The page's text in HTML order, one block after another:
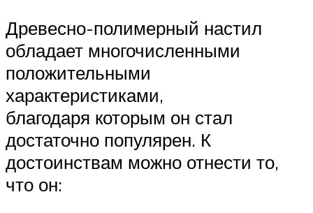
Древесно-полимерный настил
обладает многочисленными
положительными
характеристиками,
благодаря которым он стал
достаточно популярен. К
достоинствам можно отнести то,
что он: